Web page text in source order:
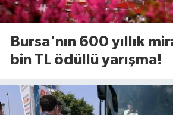
Bursa'nın 600 yıllık
bin TL ödüllü yarışma!